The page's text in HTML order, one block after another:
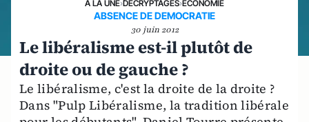
A LA UNE›DÉCRYPTAGES›ECONOMIE
ABSENCE DE DEMOCRATIE
30 juin 2012
Le libéralisme est-il plutôt de
droite ou de gauche ?
Le libéralisme, c'est la droite de la droite ?
Dans "Pulp Libéralisme, la tradition libérale